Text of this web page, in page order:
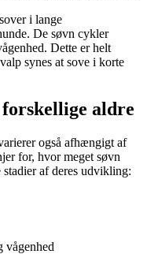
i lange
De søvn cykler
Dette er helt
synes at sove i korte
aldre
også afhængigt af
for, hvor meget søvn
af deres udvikling:
vågenhed